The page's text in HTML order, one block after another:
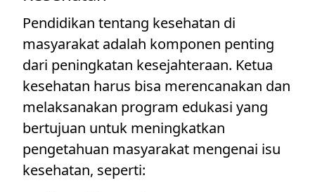
Pendidikan tentang kesehatan di
masyarakat adalah komponen penting
dari peningkatan kesejahteraan. Ketua
kesehatan harus bisa merencanakan dan
melaksanakan program edukasi yang
bertujuan untuk meningkatkan
pengetahuan masyarakat mengenai isu
kesehatan, seperti: